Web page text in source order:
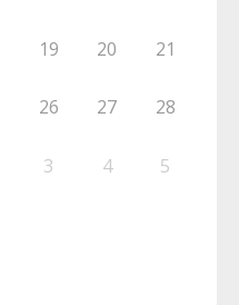
19 20 21
26 27 28
3 4 5